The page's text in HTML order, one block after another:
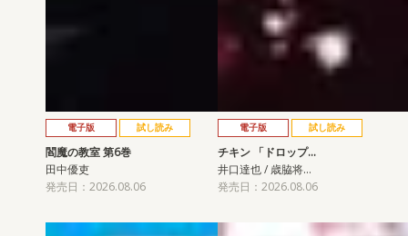
電子版 試し読み
閻魔の教室 第6巻
田中優吏
発売日：2026.08.06
電子版 試し読み
チキン 「ドロップ…
井口達也 / 歳脇将…
発売日：2026.08.06